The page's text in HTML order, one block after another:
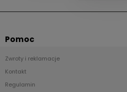
Pomoc
Zwroty i reklamacje
Kontakt
Regulamin